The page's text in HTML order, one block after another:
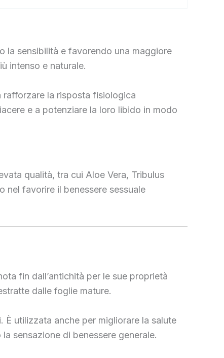
la sensibilità e favorendo una maggiore
intenso e naturale.
la risposta fisiologica
e a potenziare la loro libido in modo
qualità, tra cui Aloe Vera, Tribulus
nel favorire il benessere sessuale
fin dall’antichità per le sue proprietà
dalle foglie mature.
utilizzata anche per migliorare la salute
sensazione di benessere generale.